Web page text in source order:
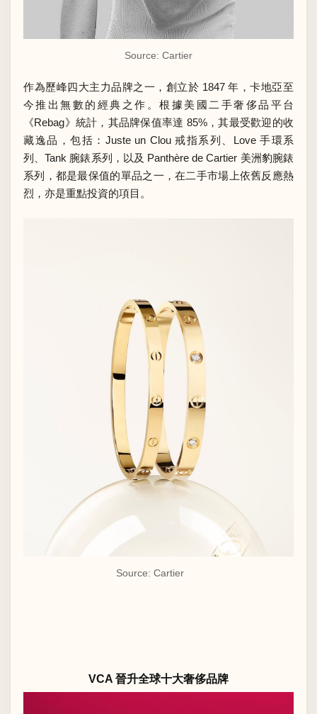
Source: Cartier
作為歷峰四大主力品牌之一，創立於 1847 年，卡地亞至
今推出無數的經典之作。根據美國二手奢侈品平台
《Rebag》統計，其品牌保值率達 85%，其最受歡迎的收
藏逸品，包括：Juste un Clou 戒指系列、Love 手環系
列、Tank 腕錶系列，以及 Panthère de Cartier 美洲豹腕錶
系列，都是最保值的單品之一，在二手市場上依舊反應熱
烈，亦是重點投資的項目。
Source: Cartier
VCA 晉升全球十大奢侈品牌